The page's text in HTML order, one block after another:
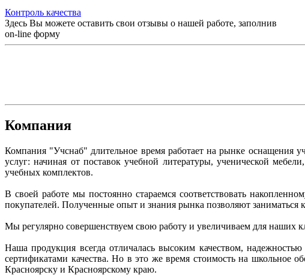
Контроль качества
Здесь Вы можете оставить свои отзывы о нашей работе, заполнив
on-line форму
Компания
Компания "Учснаб" длительное время работает на рынке оснащения
услуг: начиная от поставок учебной литературы, ученической
учебных комплектов.
В своей работе мы постоянно стараемся соответствовать
покупателей. Полученные опыт и знания рынка позволяют
Мы регулярно совершенствуем свою работу и увеличиваем для наших
Наша продукция всегда отличалась высоким качеством,
сертификатами качества. Но в это же время стоимость на школьное
Красноярску и Красноярскому краю.